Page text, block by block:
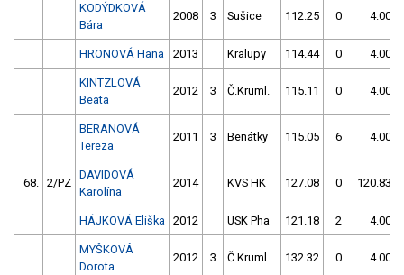
KODÝDKOVÁ
Bára
2008 3 Sušice 112.25 0 4.00
HRONOVÁ Hana 2013 Kralupy 114.44 0 4.00
KINTZLOVÁ
Beata
2012 3 Č.Kruml. 115.11 0 4.00
BERANOVÁ
Tereza
2011 3 Benátky 115.05 6 4.00
68. 2/PZ
DAVIDOVÁ
Karolína
2014 KVS HK 127.08 0 120.83
HÁJKOVÁ Eliška 2012 USK Pha 121.18 2 4.00
MYŠKOVÁ
Dorota
2012 3 Č.Kruml. 132.32 0 4.00